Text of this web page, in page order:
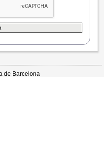
de Barcelona